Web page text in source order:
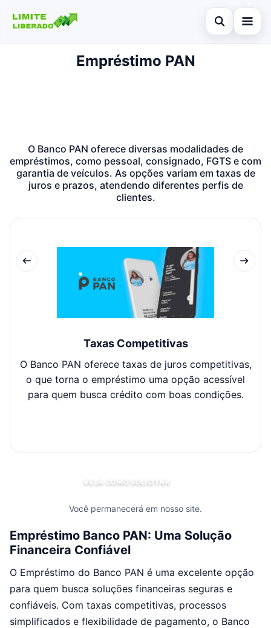
Abrir busca
Legal
Empréstimo PAN
O Banco PAN oferece diversas modalidades de
empréstimos, como pessoal, consignado, FGTS e com
garantia de veículos. As opções variam em taxas de
juros e prazos, atendendo diferentes perfis de
clientes.
Taxas Competitivas
O Banco PAN oferece taxas de juros competitivas,
o que torna o empréstimo uma opção acessível
para quem busca crédito com boas condições.
VEJA COMO SOLICITAR
Você permanecerá em nosso site.
Empréstimo Banco PAN: Uma Solução
Financeira Confiável
O Empréstimo do Banco PAN é uma excelente opção
para quem busca soluções financeiras seguras e
confiáveis. Com taxas competitivas, processos
simplificados e flexibilidade de pagamento, o Banco